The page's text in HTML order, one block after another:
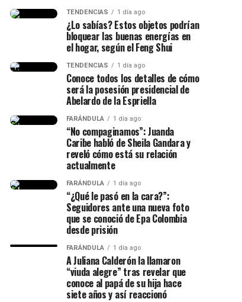
TENDENCIAS 1 día ago
¿Lo sabías? Estos objetos podrían
bloquear las buenas energías en
el hogar, según el Feng Shui
TENDENCIAS 1 día ago
Conoce todos los detalles de cómo
será la posesión presidencial de
Abelardo de la Espriella
FARÁNDULA 1 día ago
“No compaginamos”: Juanda
Caribe habló de Sheila Gandara y
reveló cómo está su relación
actualmente
FARÁNDULA 1 día ago
“¿Qué le pasó en la cara?”:
Seguidores ante una nueva foto
que se conoció de Epa Colombia
desde prisión
FARÁNDULA 1 día ago
A Juliana Calderón la llamaron
“viuda alegre” tras revelar que
conoce al papá de su hija hace
siete años y así reaccionó